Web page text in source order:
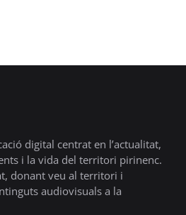
digital centrat en l’actualitat,
i la vida del territori pirinenc.
donant veu al territori i
audiovisuals a la